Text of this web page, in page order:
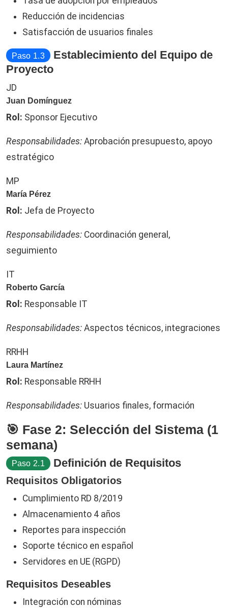
Reducción de incidencias
Satisfacción de usuarios finales
Paso 1.3 Establecimiento del Equipo de
Proyecto
JD
Juan Domínguez
Rol: Sponsor Ejecutivo
Responsabilidades: Aprobación presupuesto, apoyo
estratégico
MP
María Pérez
Rol: Jefa de Proyecto
Responsabilidades: Coordinación general,
seguimiento
IT
Roberto García
Rol: Responsable IT
Responsabilidades: Aspectos técnicos, integraciones
RRHH
Laura Martínez
Rol: Responsable RRHH
Responsabilidades: Usuarios finales, formación
🎯 Fase 2: Selección del Sistema (1
semana)
Paso 2.1 Definición de Requisitos
Requisitos Obligatorios
Cumplimiento RD 8/2019
Almacenamiento 4 años
Reportes para inspección
Soporte técnico en español
Servidores en UE (RGPD)
Requisitos Deseables
Integración con nóminas